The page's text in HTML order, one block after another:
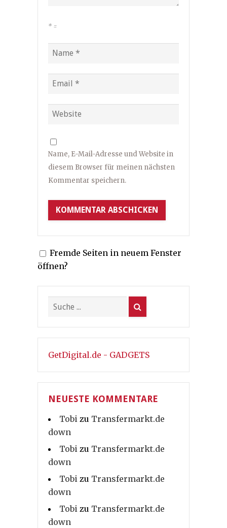
* =
Name, E-Mail-Adresse und Website in
diesem Browser für meinen nächsten
Kommentar speichern.
Fremde Seiten in neuem Fenster
öffnen?
GetDigital.de - GADGETS
NEUESTE KOMMENTARE
Tobi zu Transfermarkt.de
down
Tobi zu Transfermarkt.de
down
Tobi zu Transfermarkt.de
down
Tobi zu Transfermarkt.de
down